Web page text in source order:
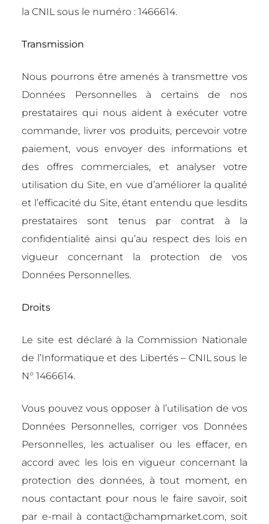
la CNIL sous le numéro : 1466614.
Transmission
Nous pourrons être amenés à transmettre vos
Données Personnelles à certains de nos
prestataires qui nous aident à exécuter votre
commande, livrer vos produits, percevoir votre
paiement, vous envoyer des informations et
des offres commerciales, et analyser votre
utilisation du Site, en vue d’améliorer la qualité
et l’efficacité du Site, étant entendu que lesdits
prestataires sont tenus par contrat à la
confidentialité ainsi qu’au respect des lois en
vigueur concernant la protection de vos
Données Personnelles.
Droits
Le site est déclaré à la Commission Nationale
de l’Informatique et des Libertés – CNIL sous le
N° 1466614.
Vous pouvez vous opposer à l’utilisation de vos
Données Personnelles, corriger vos Données
Personnelles, les actualiser ou les effacer, en
accord avec les lois en vigueur concernant la
protection des données, à tout moment, en
nous contactant pour nous le faire savoir, soit
par e-mail à contact@champmarket.com, soit